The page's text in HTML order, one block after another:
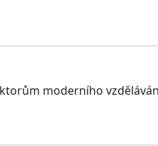
moderního